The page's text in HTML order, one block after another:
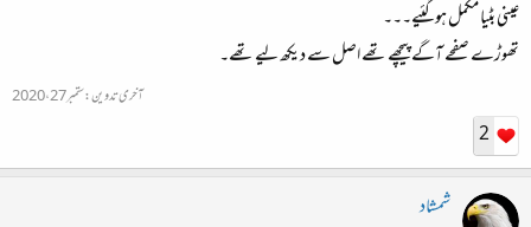
عینی بٹیا مکمل ہوگئیے۔۔۔
تھوڑے صفحے آگے پیچھے تھے اصل سے دیکھ لیے تھے۔
آخری تدوین:ستمبر 27، 2020
2
شمشاد